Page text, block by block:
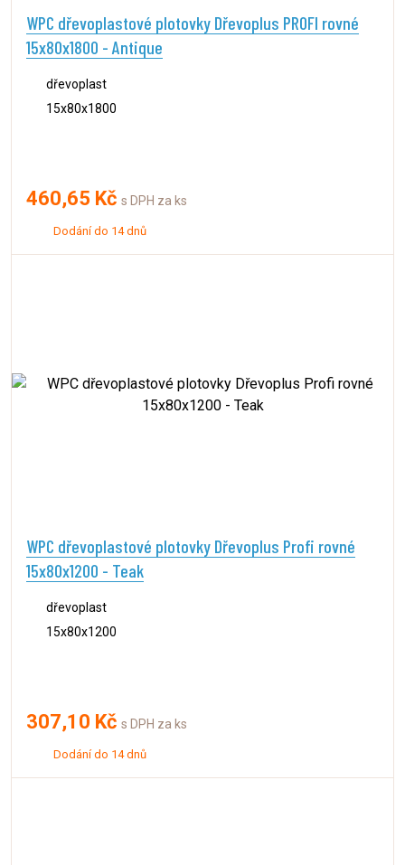
WPC dřevoplastové plotovky Dřevoplus PROFI rovné
15x80x1800 - Antique
dřevoplast
15x80x1800
460,65 Kč s DPH za ks
Dodání do 14 dnů
WPC dřevoplastové plotovky Dřevoplus Profi rovné
15x80x1200 - Teak
dřevoplast
15x80x1200
307,10 Kč s DPH za ks
Dodání do 14 dnů